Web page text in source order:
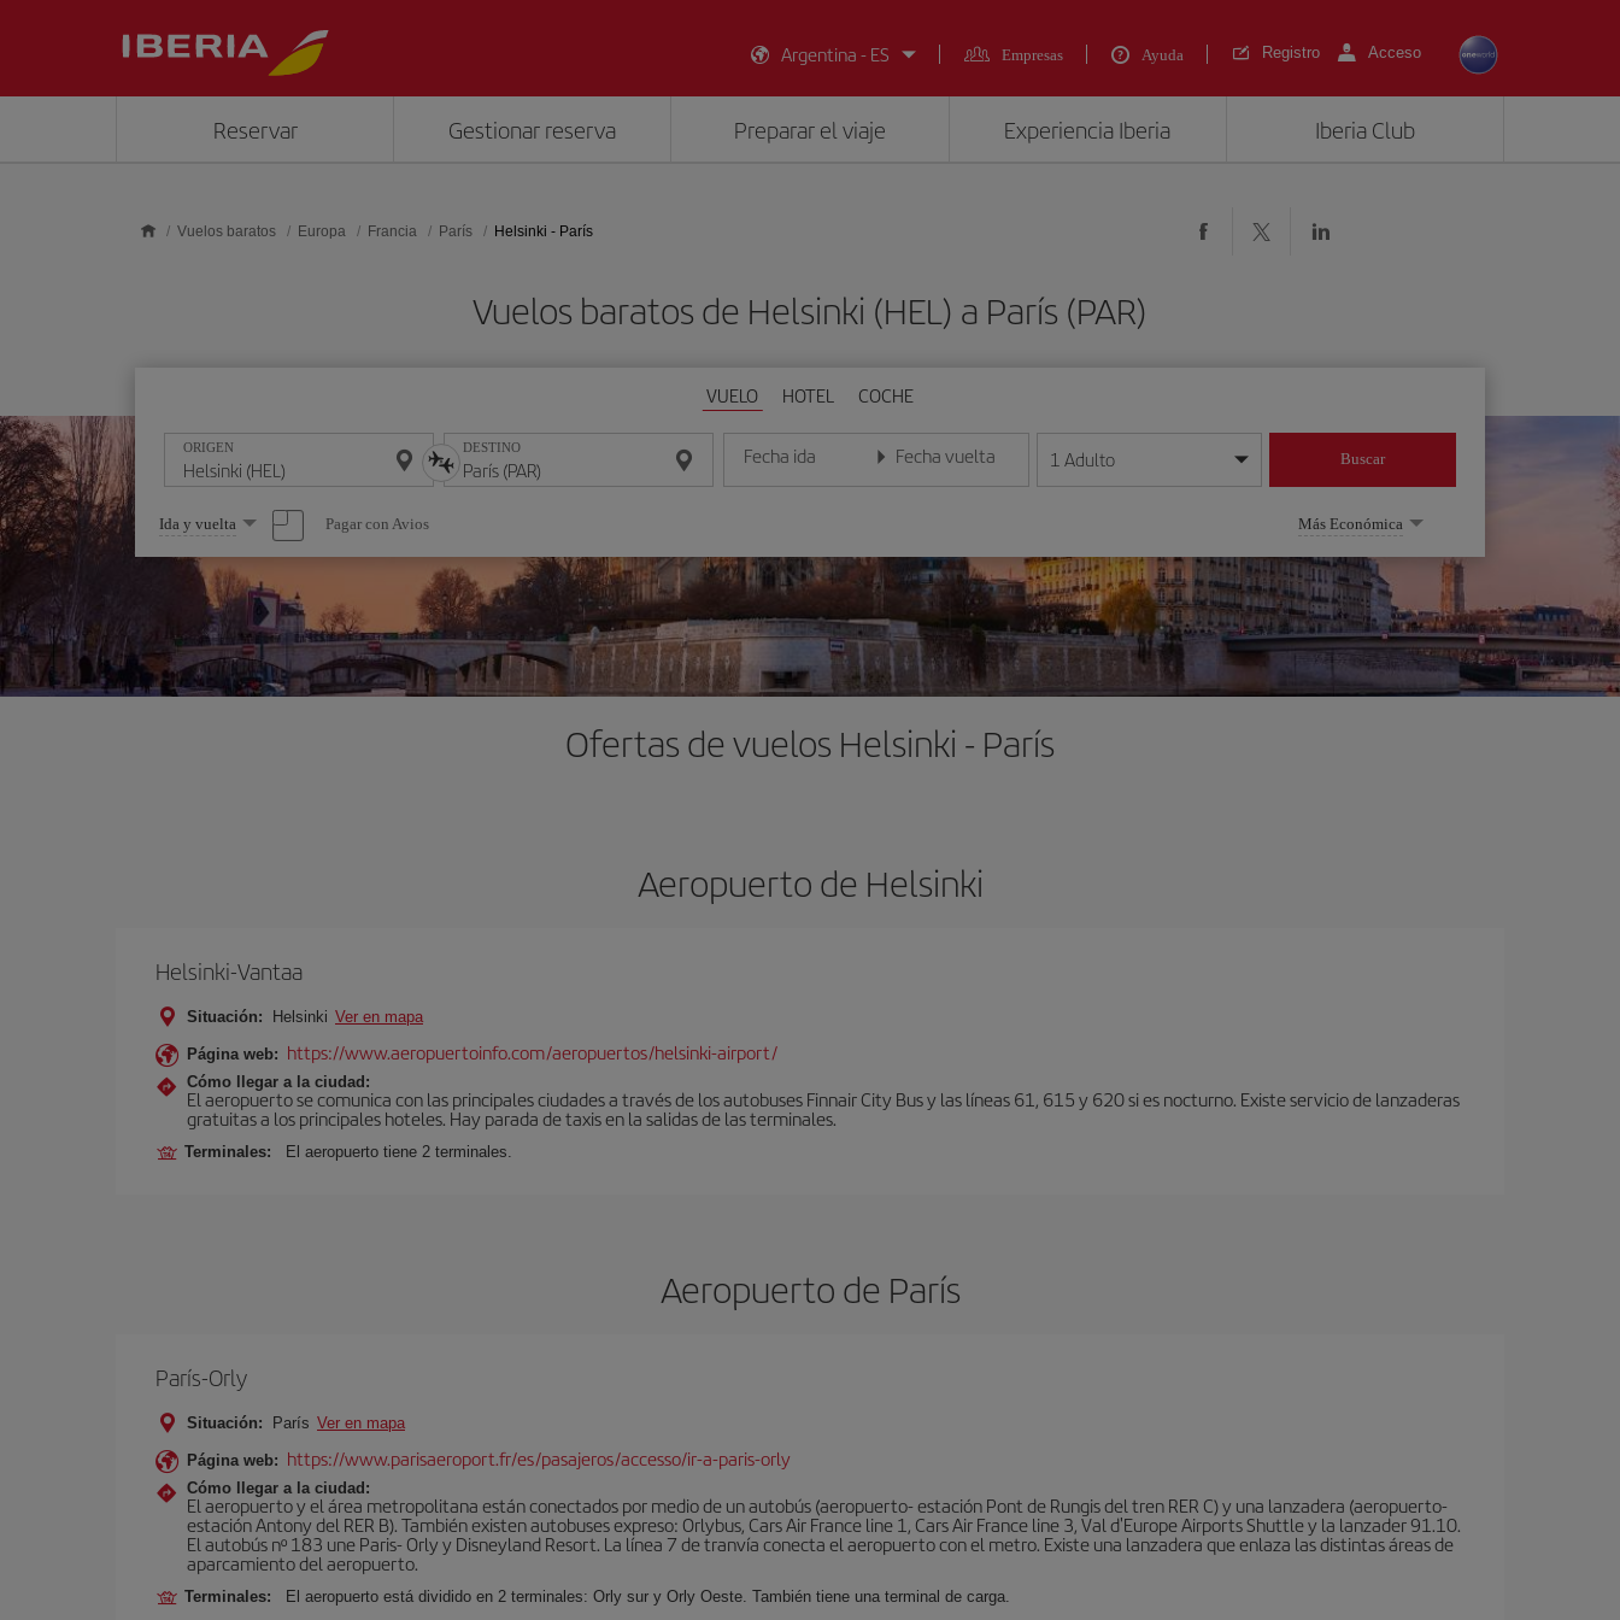
Argentina - ES
Empresas Ayuda Registro Acceso
Reservar Gestionar reserva Preparar el viaje Experiencia Iberia Iberia Club
Vuelos baratos Europa Francia París Helsinki - París
Vuelos baratos de Helsinki (HEL) a París (PAR)
VUELO HOTEL COCHE
ORIGEN DESTINO Fecha ida
Introduce la fecha en formato día/mes/año
Fecha vuelta
Introduce la fecha en formato día/mes/año
1 Adulto Buscar
Seleccione
una
opción
Ida y vuelta Pagar con Avios Más Económica
Ofertas de vuelos Helsinki - París
Aeropuerto de Helsinki
Helsinki-Vantaa
Situación: Helsinki Ver en mapa
Página web: https://www.aeropuertoinfo.com/aeropuertos/helsinki-airport/
Cómo llegar a la ciudad:
El aeropuerto se comunica con las principales ciudades a través de los autobuses Finnair City Bus y las líneas 61, 615 y 620 si es nocturno. Existe servicio de lanzaderas
gratuitas a los principales hoteles. Hay parada de taxis en la salidas de las terminales.
Terminales: El aeropuerto tiene 2 terminales.
Aeropuerto de París
París-Orly
Situación: París Ver en mapa
Página web: https://www.parisaeroport.fr/es/pasajeros/accesso/ir-a-paris-orly
Cómo llegar a la ciudad:
El aeropuerto y el área metropolitana están conectados por medio de un autobús (aeropuerto- estación Pont de Rungis del tren RER C) y una lanzadera (aeropuerto-
estación Antony del RER B). También existen autobuses expreso: Orlybus, Cars Air France line 1, Cars Air France line 3, Val d'Europe Airports Shuttle y la lanzader 91.10.
El autobús nº 183 une Paris- Orly y Disneyland Resort. La línea 7 de tranvía conecta el aeropuerto con el metro. Existe una lanzadera que enlaza las distintas áreas de
aparcamiento del aeropuerto.
Terminales: El aeropuerto está dividido en 2 terminales: Orly sur y Orly Oeste. También tiene una terminal de carga.